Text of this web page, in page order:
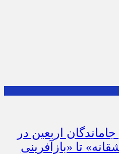
اربعین در
تا «بازآفرینی